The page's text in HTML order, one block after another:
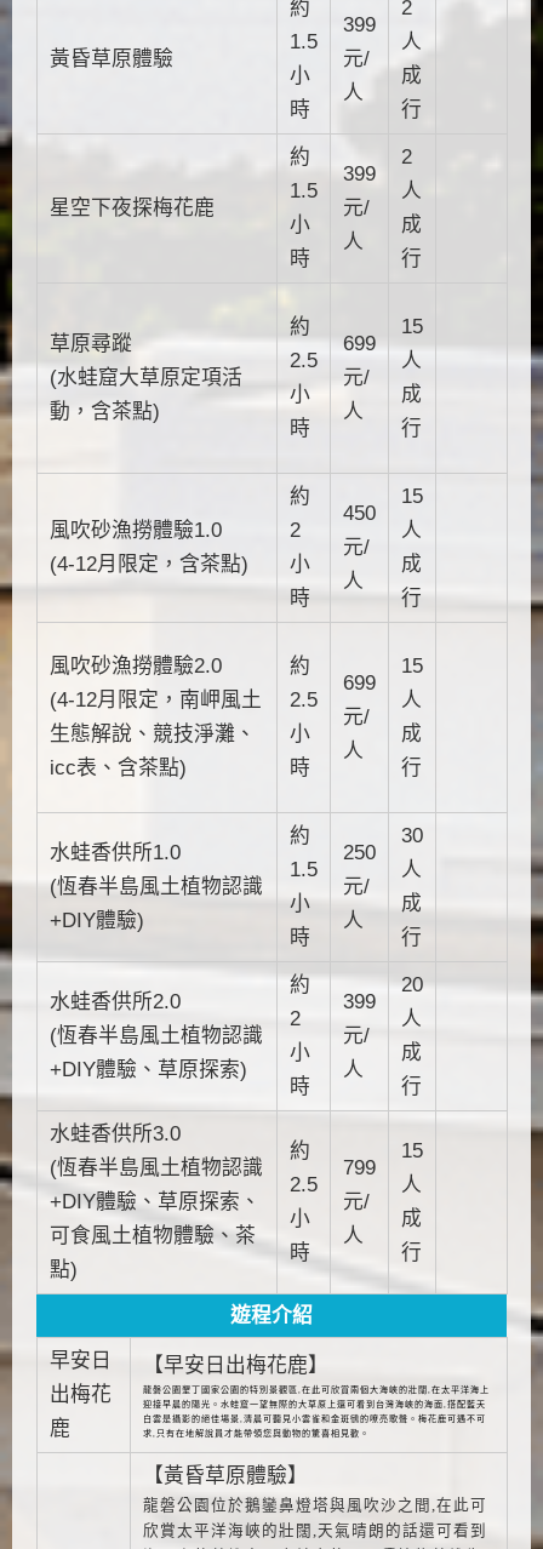
黃昏草原體驗
約
1.5
小
時
399
元/
人
2
人
成
行
星空下夜探梅花鹿
約
1.5
小
時
399
元/
人
2
人
成
行
草原尋蹤
(水蛙窟大草原定項活
動，含茶點)
約
2.5
小
時
699
元/
人
15
人
成
行
風吹砂漁撈體驗1.0
(4-12月限定，含茶點)
約
2
小
時
450
元/
人
15
人
成
行
風吹砂漁撈體驗2.0
(4-12月限定，南岬風土
生態解說、競技淨灘、
icc表、含茶點)
約
2.5
小
時
699
元/
人
15
人
成
行
水蛙香供所1.0
(恆春半島風土植物認識
+DIY體驗)
約
1.5
小
時
250
元/
人
30
人
成
行
水蛙香供所2.0
(恆春半島風土植物認識
+DIY體驗、草原探索)
約
2
小
時
399
元/
人
20
人
成
行
水蛙香供所3.0
(恆春半島風土植物認識
+DIY體驗、草原探索、
可食風土植物體驗、茶
點)
約
2.5
小
時
799
元/
人
15
人
成
行
遊程介紹
早安日
出梅花
鹿
【早安日出梅花鹿】
龍磐公園墾丁國家公園的特別景觀區 ,在此可欣賞兩個大海峽的壯闊 ,在太平洋海上
迎接早晨的陽光。水蛙窟一望無際的大草原上還可看到台灣海峽的海面,搭配藍天
白雲是攝影的絕佳場景,清晨可聽見小雲雀和金斑鴴的嘹亮歌聲。梅花鹿可遇不可
求, 只有在地解說員才能帶領您與動物的驚喜相見歡。
【黃昏草原體驗】
龍磐公園位於鵝鑾鼻燈塔與風吹沙之間 ,在此可
欣賞太平洋海峽的壯闊 ,天氣晴朗的話還可看到